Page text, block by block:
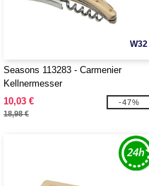
W32
Seasons 113283 - Carmenier
Kellnermesser
10,03 €
18,98 €
-47%